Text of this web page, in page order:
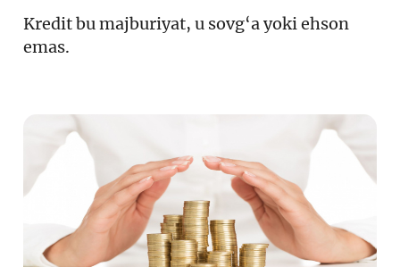
Loyiha haqida
Kredit bu majburiyat, u sovg‘a yoki ehson
emas.